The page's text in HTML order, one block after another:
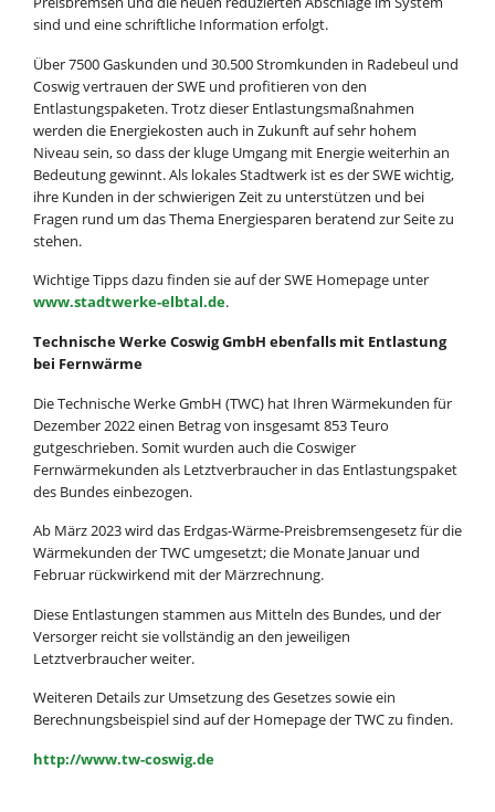
sind und eine schriftliche Information erfolgt.
Über 7500 Gaskunden und 30.500 Stromkunden in Radebeul und
Coswig vertrauen der SWE und profitieren von den
Entlastungspaketen. Trotz dieser Entlastungsmaßnahmen
werden die Energiekosten auch in Zukunft auf sehr hohem
Niveau sein, so dass der kluge Umgang mit Energie weiterhin an
Bedeutung gewinnt. Als lokales Stadtwerk ist es der SWE wichtig,
ihre Kunden in der schwierigen Zeit zu unterstützen und bei
Fragen rund um das Thema Energiesparen beratend zur Seite zu
stehen.
Wichtige Tipps dazu finden sie auf der SWE Homepage unter
www.stadtwerke-elbtal.de.
Technische Werke Coswig GmbH ebenfalls mit Entlastung
bei Fernwärme
Die Technische Werke GmbH (TWC) hat Ihren Wärmekunden für
Dezember 2022 einen Betrag von insgesamt 853 Teuro
gutgeschrieben. Somit wurden auch die Coswiger
Fernwärmekunden als Letztverbraucher in das Entlastungspaket
des Bundes einbezogen.
Ab März 2023 wird das Erdgas-Wärme-Preisbremsengesetz für die
Wärmekunden der TWC umgesetzt; die Monate Januar und
Februar rückwirkend mit der Märzrechnung.
Diese Entlastungen stammen aus Mitteln des Bundes, und der
Versorger reicht sie vollständig an den jeweiligen
Letztverbraucher weiter.
Weiteren Details zur Umsetzung des Gesetzes sowie ein
Berechnungsbeispiel sind auf der Homepage der TWC zu finden.
http://www.tw-coswig.de